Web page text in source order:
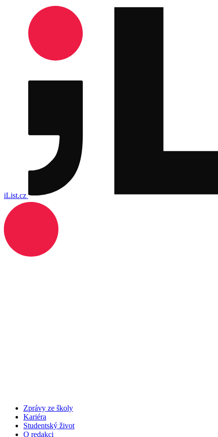
iList.cz
Zprávy ze školy
Kariéra
Studentský život
O redakci